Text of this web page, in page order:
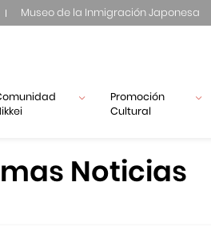
Museo de la Inmigración Japonesa
Promoción
Cultural
Noticias